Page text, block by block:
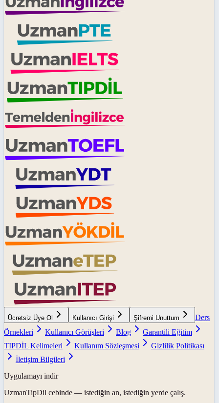
Ücretsiz Üye Ol Kullanıcı Girişi Şifremi Unuttum
Ders
Örnekleri
Kullanıcı Görüşleri Blog
Garantili Eğitim
TIPDİL Kelimeleri
Kullanım Sözleşmesi
Gizlilik Politikası
İletişim Bilgileri
Uygulamayı indir
UzmanTipDil cebinde — istediğin an, istediğin yerde çalış.